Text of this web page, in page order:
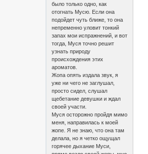
было только одно, как
отогнать Мусю. Если она
подойдет чуть ближе, то она
непременно уловит тонкий
запах мои испражнений, и вот
тогда, Муся точно решит
узнать природу
происхождения этих
ароматов.
Жопа опять издала звук, я
уже ни чего не заглушал,
просто сидел, слушал
щебетание девушки и ждал
своей участи.
Муся осторожно пройдя мимо
меня, направилась к моей
жопе. Я не знаю, что она там
делала, но я четко ощущал
горячее дыхание Муси,